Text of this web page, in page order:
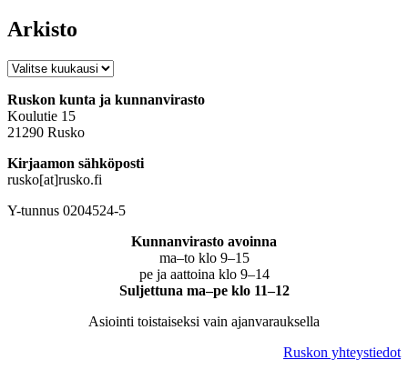
Arkisto
Arkisto
Ruskon kunta ja kunnanvirasto
Koulutie 15
21290 Rusko
Kirjaamon sähköposti
rusko[at]rusko.fi
Y-tunnus 0204524-5
Kunnanvirasto avoinna
ma–to klo 9–15
pe ja aattoina klo 9–14
Suljettuna ma–pe klo 11–12
Asiointi toistaiseksi vain ajanvarauksella
Ruskon yhteystiedot